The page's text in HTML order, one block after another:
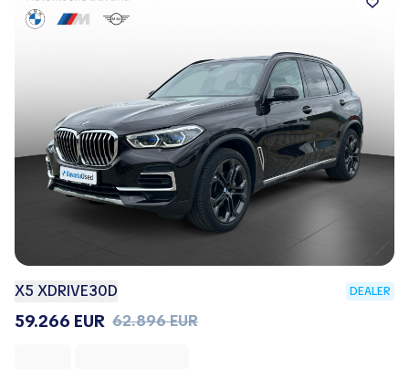
X5 XDRIVE30D DEALER
59.266 EUR 62.896 EUR